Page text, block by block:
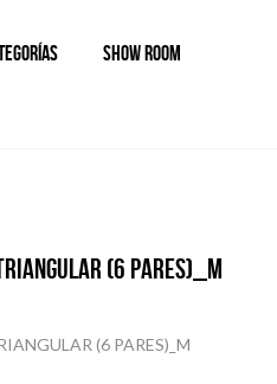
SHOW ROOM
(6 PARES)_M
(6 PARES)_M